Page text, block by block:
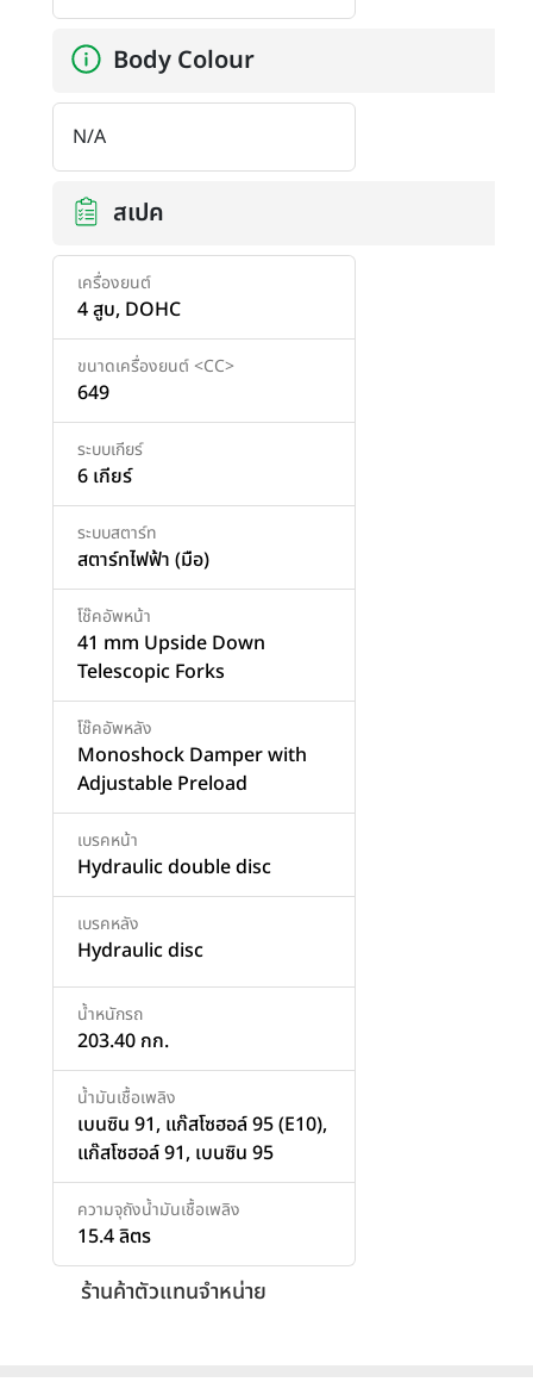
Body Colour
N/A
สเปค
เครื่องยนต์
4 สูบ, DOHC
ขนาดเครื่องยนต์ <CC>
649
ระบบเกียร์
6 เกียร์
ระบบสตาร์ท
สตาร์ทไฟฟ้า (มือ)
โช๊คอัพหน้า
41 mm Upside Down
Telescopic Forks
โช๊คอัพหลัง
Monoshock Damper with
Adjustable Preload
เบรคหน้า
Hydraulic double disc
เบรคหลัง
Hydraulic disc
น้ำหนักรถ
203.40 กก.
น้ำมันเชื้อเพลิง
เบนซิน 91, แก๊สโซฮอล์ 95 (E10),
แก๊สโซฮอล์ 91, เบนซิน 95
ความจุถังน้ำมันเชื้อเพลิง
15.4 ลิตร
ร้านค้าตัวแทนจำหน่าย